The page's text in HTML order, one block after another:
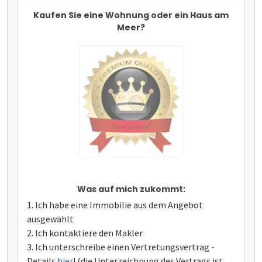
Kaufen Sie eine Wohnung oder ein Haus am
Meer?
Was auf mich zukommt:
Ich habe eine Immobilie aus dem Angebot
ausgewählt
Ich kontaktiere den Makler
Ich unterschreibe einen Vertretungsvertrag -